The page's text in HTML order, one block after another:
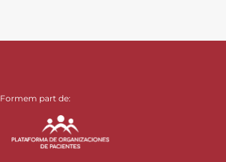
Formem part de: